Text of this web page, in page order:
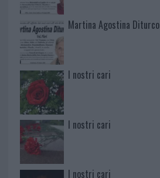
Martina Agostina Diturco
I nostri cari
I nostri cari
I nostri cari